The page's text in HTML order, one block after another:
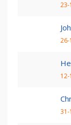
23-
26-
12-
31-